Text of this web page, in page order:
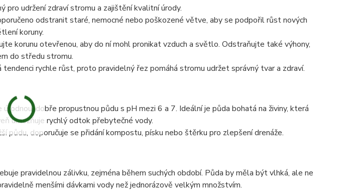
pro udržení zdraví stromu a zajištění kvalitní úrody.
odstranit staré, nemocné nebo poškozené větve, aby se podpořil růst nových
koruny.
korunu otevřenou, aby do ní mohl pronikat vzduch a světlo. Odstraňujte také výhony,
do středu stromu.
tendenci rychle růst, proto pravidelný řez pomáhá stromu udržet správný tvar a zdraví.
dobře propustnou půdu s pH mezi 6 a 7. Ideální je půda bohatá na živiny, která
umožňuje rychlý odtok přebytečné vody.
půdu, doporučuje se přidání kompostu, písku nebo štěrku pro zlepšení drenáže.
pravidelnou zálivku, zejména během suchých období. Půda by měla být vlhká, ale ne
menšími dávkami vody než jednorázově velkým množstvím.